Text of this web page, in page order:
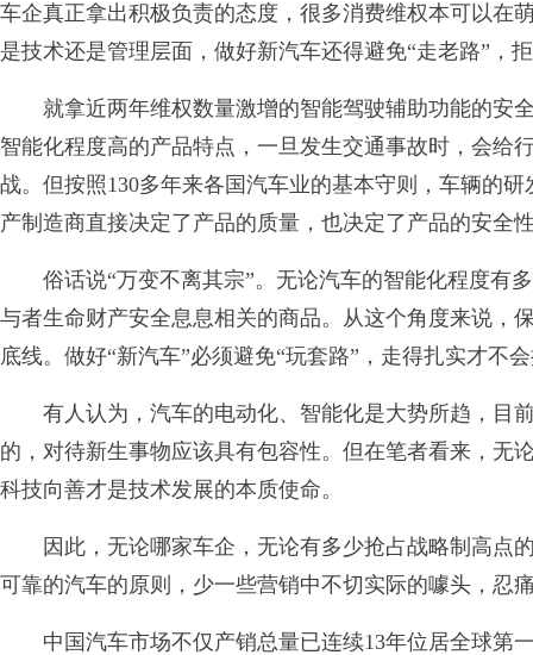
车企真正拿出积极负责的态度，很多消费维权本可以在
是技术还是管理层面，做好新汽车还得避免“走老路”，
就拿近两年维权数量激增的智能驾驶辅助功能的安
智能化程度高的产品特点，一旦发生交通事故时，会给
战。但按照130多年来各国汽车业的基本守则，车辆的
产制造商直接决定了产品的质量，也决定了产品的安全
俗话说“万变不离其宗”。无论汽车的智能化程度有
与者生命财产安全息息相关的商品。从这个角度来说，
底线。做好“新汽车”必须避免“玩套路”，走得扎实才不
有人认为，汽车的电动化、智能化是大势所趋，目
的，对待新生事物应该具有包容性。但在笔者看来，无
科技向善才是技术发展的本质使命。
因此，无论哪家车企，无论有多少抢占战略制高点
可靠的汽车的原则，少一些营销中不切实际的噱头，忍
中国汽车市场不仅产销总量已连续13年位居全球第